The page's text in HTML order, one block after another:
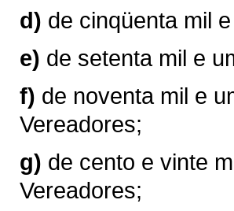
d) de cinqüenta mil
e) de setenta mil e
f) de noventa mil e
Vereadores;
g) de cento e vinte
Vereadores;